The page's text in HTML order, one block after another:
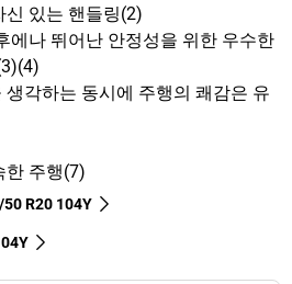
있는 핸들링(2)
에나 뛰어난 안정성을 위한 우수한
각하는 동시에 주행의 쾌감은 유
한 주행(7)
R20 104Y